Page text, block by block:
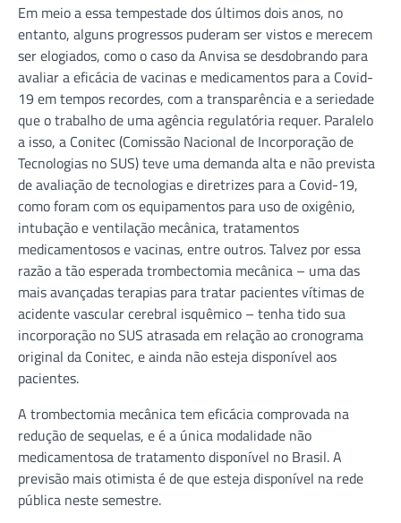
Em meio a essa tempestade dos últimos dois anos, no
entanto, alguns progressos puderam ser vistos e merecem
ser elogiados, como o caso da Anvisa se desdobrando para
avaliar a eficácia de vacinas e medicamentos para a Covid-
19 em tempos recordes, com a transparência e a seriedade
que o trabalho de uma agência regulatória requer. Paralelo
a isso, a Conitec (Comissão Nacional de Incorporação de
Tecnologias no SUS) teve uma demanda alta e não prevista
de avaliação de tecnologias e diretrizes para a Covid-19,
como foram com os equipamentos para uso de oxigênio,
intubação e ventilação mecânica, tratamentos
medicamentosos e vacinas, entre outros. Talvez por essa
razão a tão esperada trombectomia mecânica – uma das
mais avançadas terapias para tratar pacientes vítimas de
acidente vascular cerebral isquêmico – tenha tido sua
incorporação no SUS atrasada em relação ao cronograma
original da Conitec, e ainda não esteja disponível aos
pacientes.
A trombectomia mecânica tem eficácia comprovada na
redução de sequelas, e é a única modalidade não
medicamentosa de tratamento disponível no Brasil. A
previsão mais otimista é de que esteja disponível na rede
pública neste semestre.